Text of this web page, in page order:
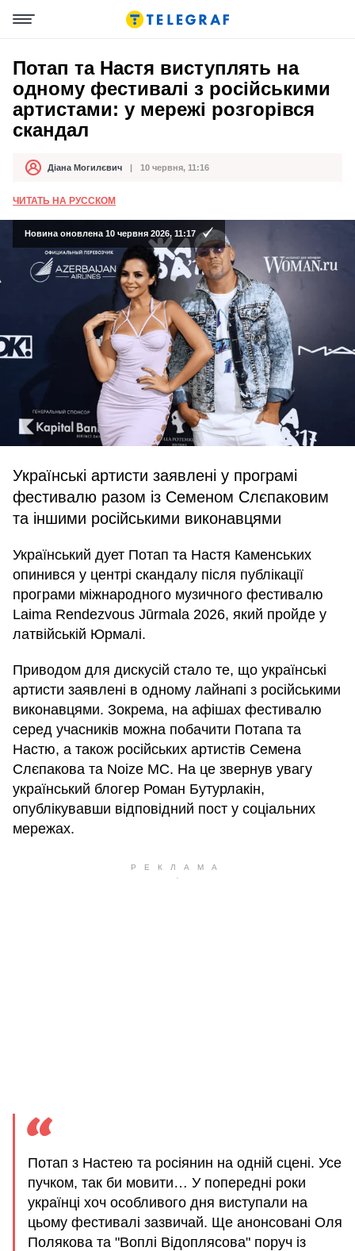
Потап та Настя виступлять на
одному фестивалі з російськими
артистами: у мережі розгорівся
скандал
АвторДіана Могилєвич
Дата публікації 10 червня, 11:16
ЧИТАТЬ НА РУССКОМ
Новина оновлена 10 червня 2026, 11:17
Українські артисти заявлені у програмі
фестивалю разом із Семеном Слєпаковим
та іншими російськими виконавцями
Український дует Потап та Настя Каменських
опинився у центрі скандалу після публікації
програми міжнародного музичного фестивалю
Laima Rendezvous Jūrmala 2026, який пройде у
латвійській Юрмалі.
Приводом для дискусій стало те, що українські
артисти заявлені в одному лайнапі з російськими
виконавцями. Зокрема, на афішах фестивалю
серед учасників можна побачити Потапа та
Настю, а також російських артистів Семена
Слєпакова та Noize MC. На це звернув увагу
український блогер Роман Бутурлакін,
опублікувавши відповідний пост у соціальних
мережах.
Потап з Настею та росіянин на одній сцені. Усе
пучком, так би мовити… У попередні роки
українці хоч особливого дня виступали на
цьому фестивалі зазвичай. Ще анонсовані Оля
Полякова та "Воплі Відоплясова" поруч із